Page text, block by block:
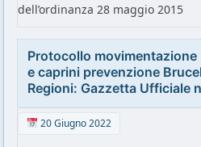
dell’ordinanza 28 maggio 2015
Protocollo
e caprini prevenzione
Regioni: Gazzetta Ufficiale
20 Giugno 2022